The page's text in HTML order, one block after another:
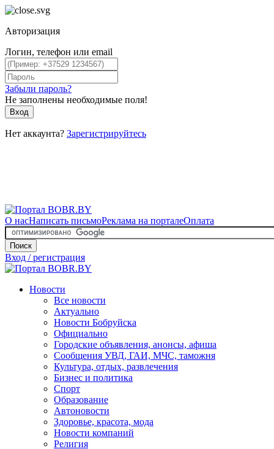
Авторизация
Логин, телефон или email
Забыли пароль?
Не заполнены необходимые поля!
Вход
Нет аккаунта? Зарегистрируйтесь
О насНаписать письмоРеклама на порталеОплата
Поиск
Вход / регистрация
Новости
Все новости
Актуально
Новости Бобруйска
Официально
Городские объявления, анонсы, афиша
Сообщения УВД, ГАИ, МЧС, таможня
Культура, отдых, развлечения
Бизнес и политика
Спорт
Образование
Автоновости
Здоровье, красота, мода
Новости компаний
Религия